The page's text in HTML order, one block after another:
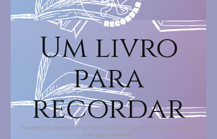
Um livro
para
recordar
Fazemos a resenha, mas no final é você quem decide: Esse é um
livro para recordar?